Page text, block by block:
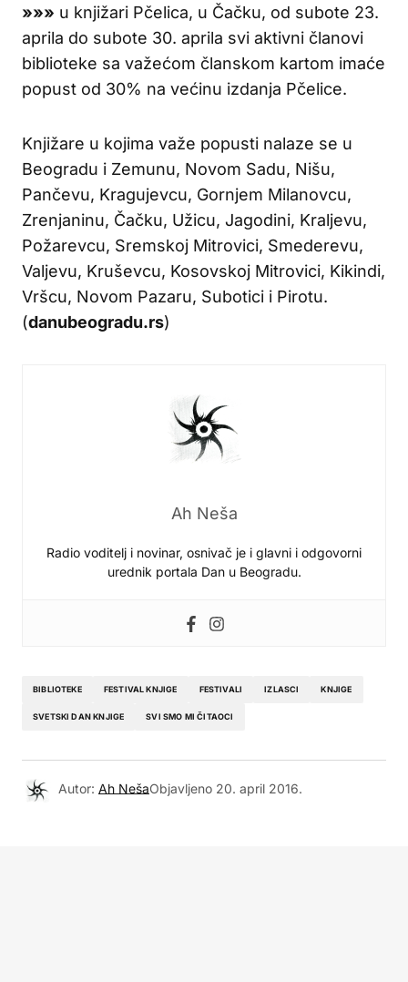
»»» u knjižari Pčelica, u Čačku, od subote 23.
aprila do subote 30. aprila svi aktivni članovi
biblioteke sa važećom članskom kartom imaće
popust od 30% na većinu izdanja Pčelice.
Knjižare u kojima važe popusti nalaze se u
Beogradu i Zemunu, Novom Sadu, Nišu,
Pančevu, Kragujevcu, Gornjem Milanovcu,
Zrenjaninu, Čačku, Užicu, Jagodini, Kraljevu,
Požarevcu, Sremskoj Mitrovici, Smederevu,
Valjevu, Kruševcu, Kosovskoj Mitrovici, Kikindi,
Vršcu, Novom Pazaru, Subotici i Pirotu.
(danubeogradu.rs)
Ah Neša
Radio voditelj i novinar, osnivač je i glavni i odgovorni
urednik portala Dan u Beogradu.
BIBLIOTEKE FESTIVAL KNJIGE FESTIVALI IZLASCI KNJIGE
SVETSKI DAN KNJIGE SVI SMO MI ČITAOCI
Autor: Ah NešaObjavljeno 20. april 2016.